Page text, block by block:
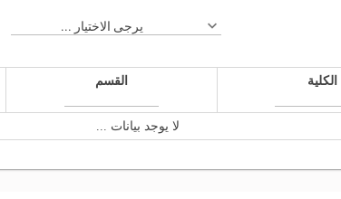
يرجى الاختيار ...
الكلية القسم
لا يوجد بيانات ...